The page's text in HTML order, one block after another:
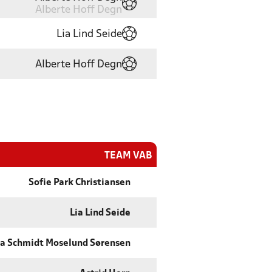
Alberte Hoff Degn
Lia Lind Seide
Alberte Hoff Degn
TEAM VAB
Sofie Park Christiansen
Lia Lind Seide
Schmidt Moselund Sørensen